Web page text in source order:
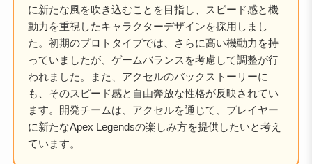
に新たな風を吹き込むことを目指し、スピード感と機
動力を重視したキャラクターデザインを採用しまし
た。初期のプロトタイプでは、さらに高い機動力を持
っていましたが、ゲームバランスを考慮して調整が行
われました。また、アクセルのバックストーリーに
も、そのスピード感と自由奔放な性格が反映されてい
ます。開発チームは、アクセルを通じて、プレイヤー
に新たなApex Legendsの楽しみ方を提供したいと考え
ています。